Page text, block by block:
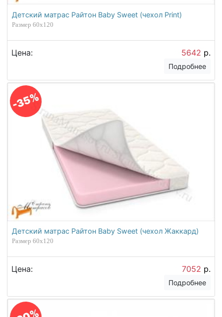
Детский матрас Райтон Baby Sweet (чехол Print)
Размер 60х120
Цена: 5642 р.
Подробнее
-35%
Детский матрас Райтон Baby Sweet (чехол Жаккард)
Размер 60х120
Цена: 7052 р.
Подробнее